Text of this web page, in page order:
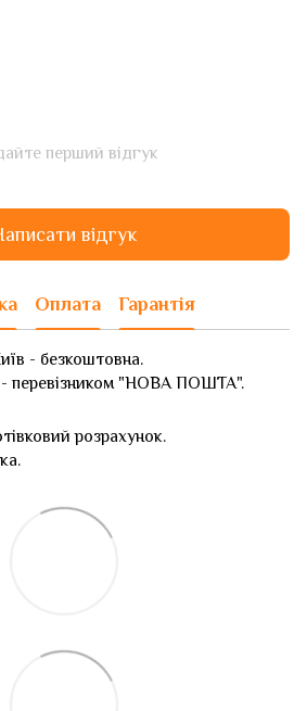
перший відгук
відгук
Оплата Гарантія
- безкоштовна.
- перевізником "НОВА ПОШТА".
розрахунок.